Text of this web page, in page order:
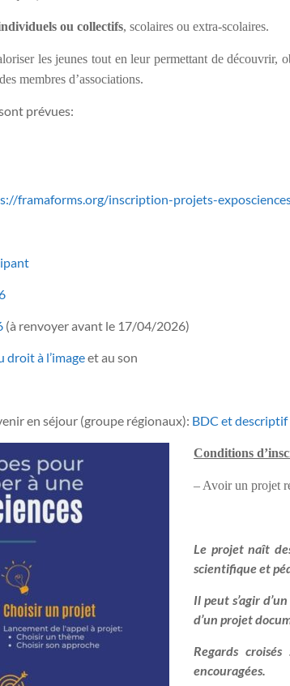
s ou collectifs, scolaires ou extra-scolaires.
les jeunes tout en leur permettant de découvrir,
membres d’associations.
prévues:
framaforms.org/inscription-projets-
(à renvoyer avant le 17/04/2026)
à l’imageet au son
en séjour (groupe régionaux): BDC et
Conditions
– Avoir un projet
Le projet naît
scientifique et
Il peut s’agir
d’un projet
Regards
encouragées.